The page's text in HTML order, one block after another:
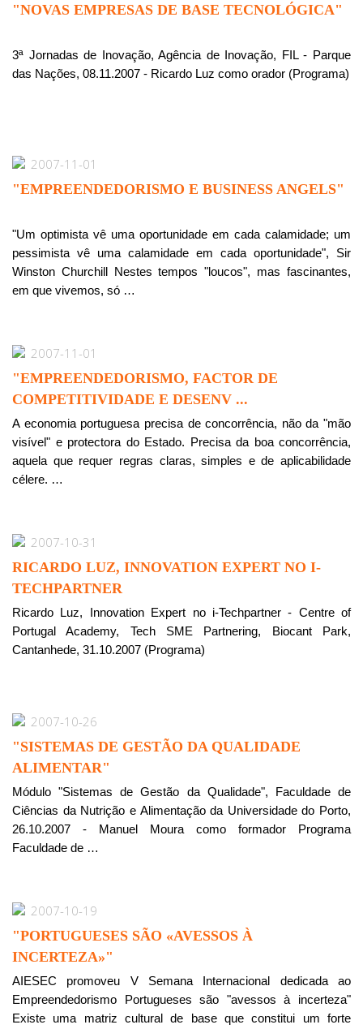
"NOVAS EMPRESAS DE BASE TECNOLÓGICA"
3ª Jornadas de Inovação, Agência de Inovação, FIL - Parque
das Nações, 08.11.2007 - Ricardo Luz como orador (Programa)
2007-11-01
"EMPREENDEDORISMO E BUSINESS ANGELS"
"Um optimista vê uma oportunidade em cada calamidade; um
pessimista vê uma calamidade em cada oportunidade", Sir
Winston Churchill Nestes tempos "loucos", mas fascinantes,
em que vivemos, só …
2007-11-01
"EMPREENDEDORISMO, FACTOR DE
COMPETITIVIDADE E DESENV ...
A economia portuguesa precisa de concorrência, não da "mão
visível" e protectora do Estado. Precisa da boa concorrência,
aquela que requer regras claras, simples e de aplicabilidade
célere. …
2007-10-31
RICARDO LUZ, INNOVATION EXPERT NO I-
TECHPARTNER
Ricardo Luz, Innovation Expert no i-Techpartner - Centre of
Portugal Academy, Tech SME Partnering, Biocant Park,
Cantanhede, 31.10.2007 (Programa)
2007-10-26
"SISTEMAS DE GESTÃO DA QUALIDADE
ALIMENTAR"
Módulo "Sistemas de Gestão da Qualidade", Faculdade de
Ciências da Nutrição e Alimentação da Universidade do Porto,
26.10.2007 - Manuel Moura como formador Programa
Faculdade de …
2007-10-19
"PORTUGUESES SÃO «AVESSOS À
INCERTEZA»"
AIESEC promoveu V Semana Internacional dedicada ao
Empreendedorismo Portugueses são "avessos à incerteza"
Existe uma matriz cultural de base que constitui um forte